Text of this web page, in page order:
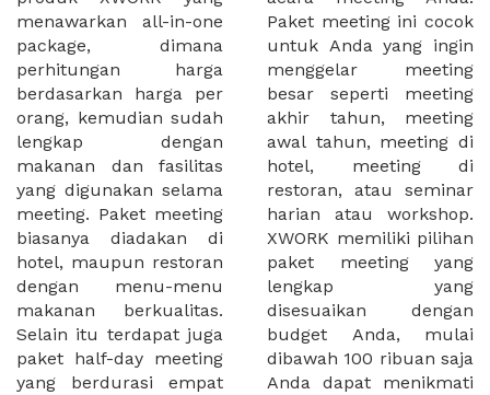
menawarkan all-in-one
package, dimana
perhitungan harga
berdasarkan harga per
orang, kemudian sudah
lengkap dengan
makanan dan fasilitas
yang digunakan selama
meeting. Paket meeting
biasanya diadakan di
hotel, maupun restoran
dengan menu-menu
makanan berkualitas.
Selain itu terdapat juga
paket half-day meeting
yang berdurasi empat
Paket meeting ini cocok
untuk Anda yang ingin
menggelar meeting
besar seperti meeting
akhir tahun, meeting
awal tahun, meeting di
hotel, meeting di
restoran, atau seminar
harian atau workshop.
XWORK memiliki pilihan
paket meeting yang
lengkap yang
disesuaikan dengan
budget Anda, mulai
dibawah 100 ribuan saja
Anda dapat menikmati